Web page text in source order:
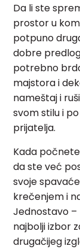
Da li ste
prostor u
potpuno
dobre
potrebno
majstora i
nameštaj i
svom stilu i
prijatelja.
Kada
da ste već
svoje
krečenjem i
Jednostavo
najbolji izbor
drugačijeg